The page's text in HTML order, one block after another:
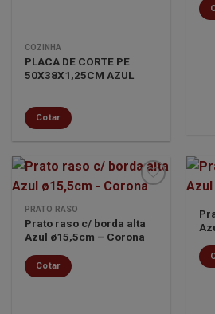
COZINHA
PLACA DE CORTE PE
50X38X1,25CM AZUL
Cotar
Minha
lista de
PRATO RASO
Prato raso c/ borda alta
Azul ø15,5cm – Corona
Cotar